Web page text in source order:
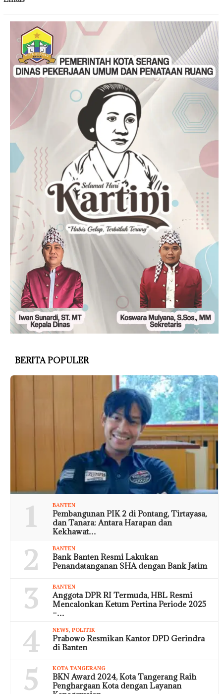
BERITA POPULER
1 BANTEN
Pembangunan PIK 2 di Pontang, Tirtayasa,
dan Tanara: Antara Harapan dan
Kekhawat…
2 BANTEN
Bank Banten Resmi Lakukan
Penandatanganan SHA dengan Bank Jatim
3 BANTEN
Anggota DPR RI Termuda, HBL Resmi
Mencalonkan Ketum Pertina Periode 2025
–…
4 NEWS, POLITIK
Prabowo Resmikan Kantor DPD Gerindra
di Banten
5 KOTA TANGERANG
BKN Award 2024, Kota Tangerang Raih
Penghargaan Kota dengan Layanan